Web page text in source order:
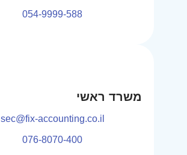
054-9999-588
משרד ראשי
sec@fix-accounting.co.il
076-8070-400